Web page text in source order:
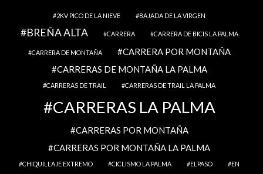
2KV PICO DE LA NIEVE BAJADA DE LA VIRGEN
BREÑA ALTA CARRERA CARRERA DE BICIS LA PALMA
CARRERA DE MONTAÑA
CARRERA POR MONTAÑA
CARRERAS DE MONTAÑA LA PALMA
CARRERAS DE TRAIL CARRERAS DE TRAIL LA PALMA
CARRERAS LA PALMA
CARRERAS POR MONTAÑA
CARRERAS POR MONTAÑA LA PALMA
CHIQUILLAJE EXTREMO CICLISMO LA PALMA ELPASO
EN